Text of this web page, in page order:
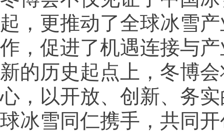
起，更推动了全球冰雪
作，促进了机遇连接与
新的历史起点上，冬博
心，以开放、创新、务
球冰雪同仁携手，共同